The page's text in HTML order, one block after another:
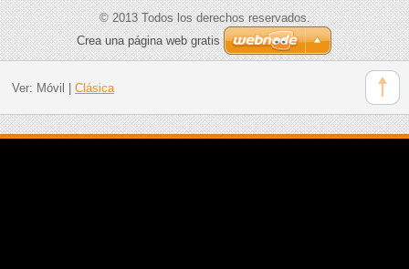
© 2013 Todos los derechos reservados.
Crea una página web gratis
Ver: Móvil Clásica